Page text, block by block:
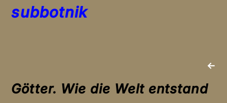
subbotnik
←
Götter. Wie die Welt entstand